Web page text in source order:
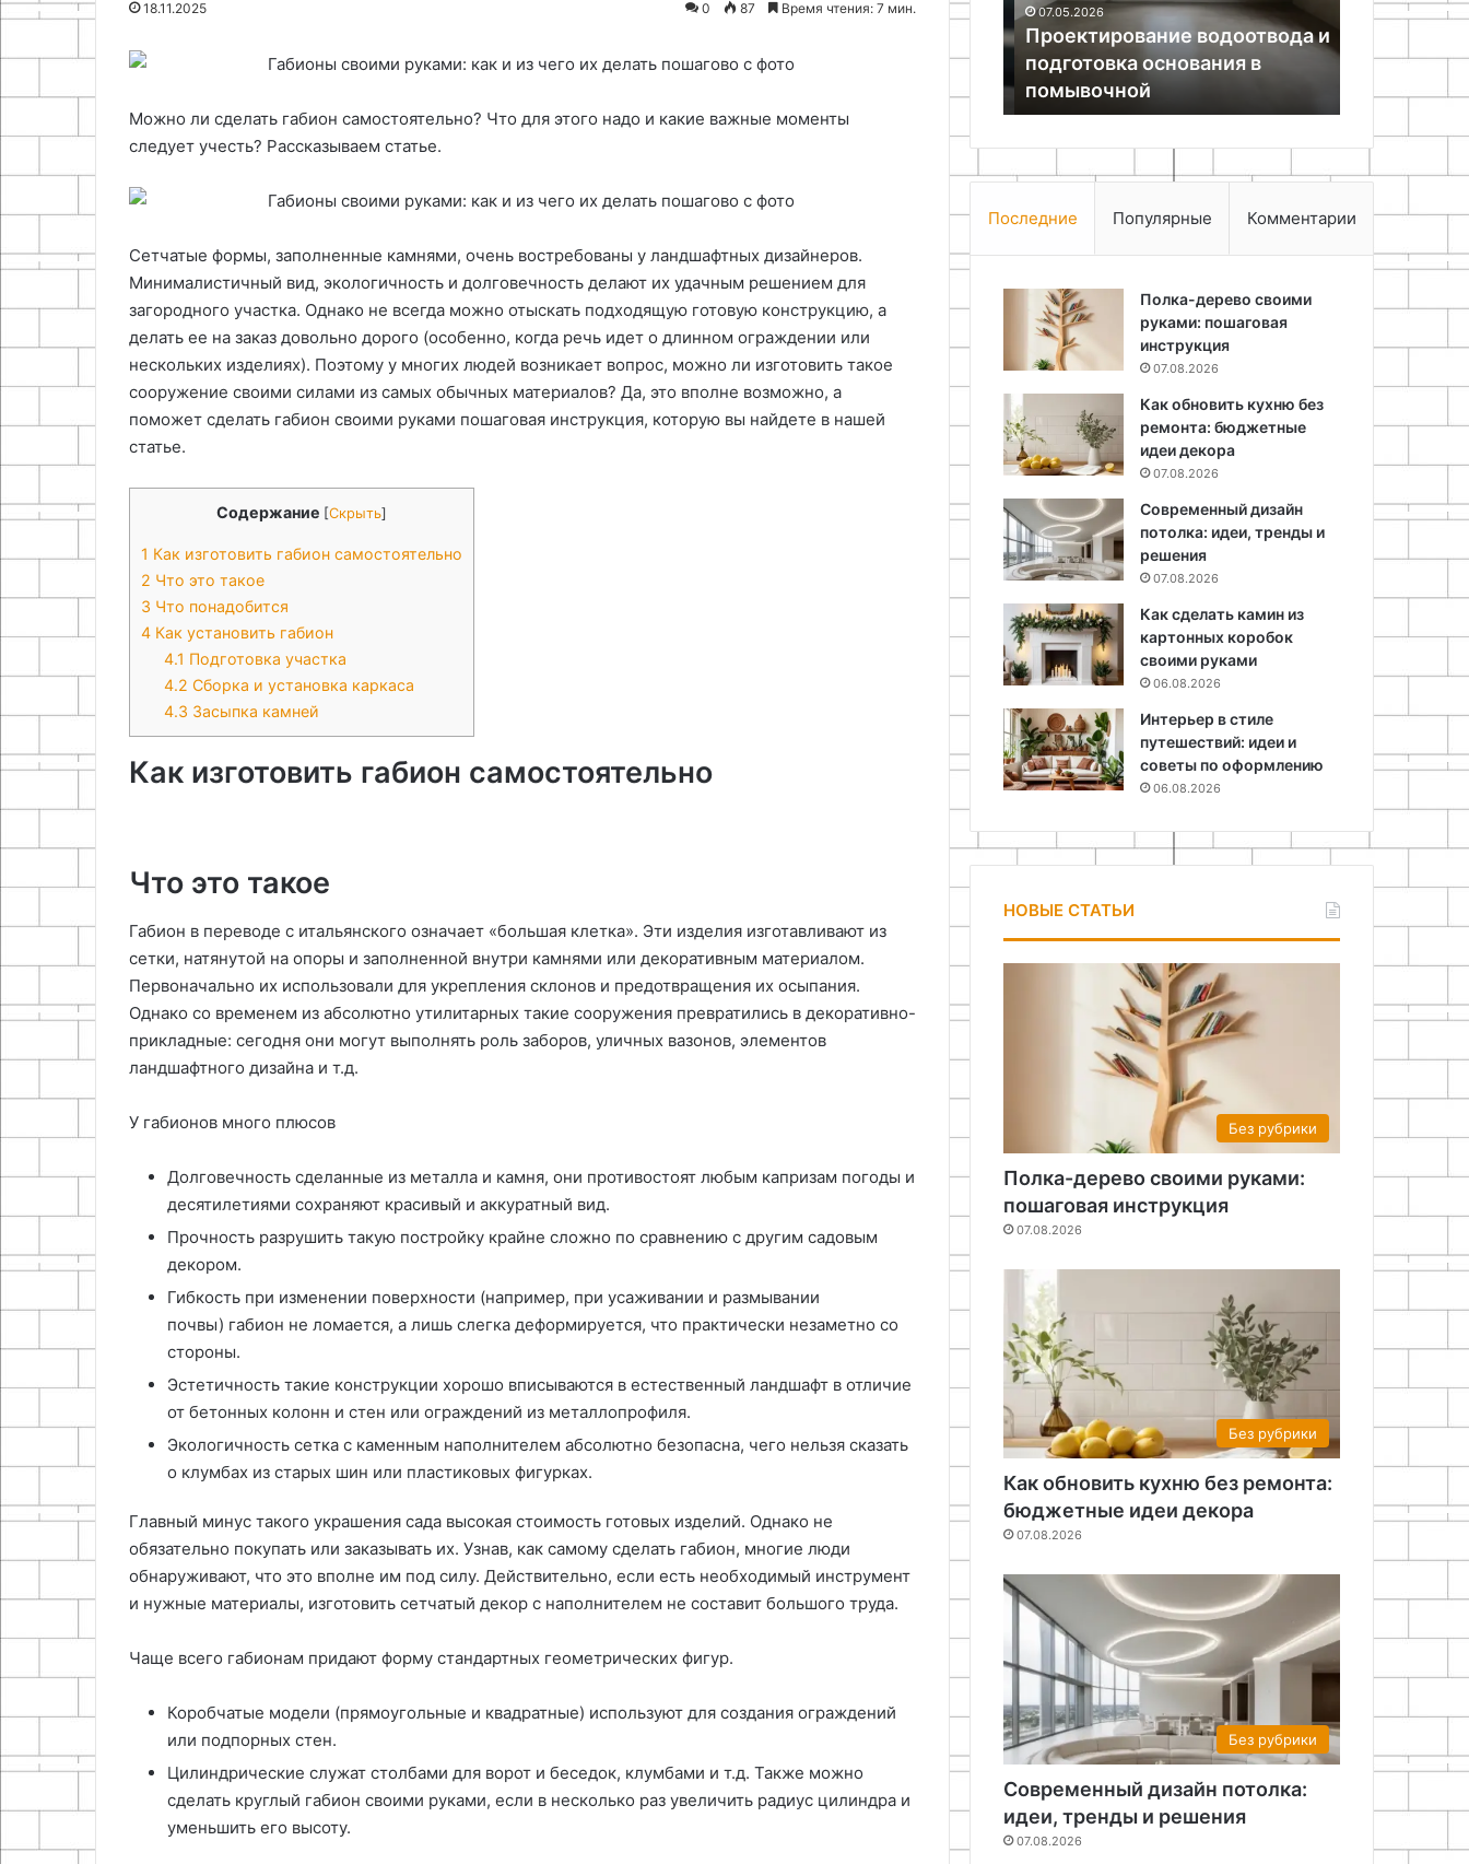
18.11.2025 0 87 Время чтения: 7 мин.
Можно ли сделать габион самостоятельно? Что для этого надо и какие важные моменты
следует учесть? Рассказываем статье.
Сетчатые формы, заполненные камнями, очень востребованы у ландшафтных дизайнеров.
Минималистичный вид, экологичность и долговечность делают их удачным решением для
загородного участка. Однако не всегда можно отыскать подходящую готовую конструкцию, а
делать ее на заказ довольно дорого (особенно, когда речь идет о длинном ограждении или
нескольких изделиях). Поэтому у многих людей возникает вопрос, можно ли изготовить такое
сооружение своими силами из самых обычных материалов? Да, это вполне возможно, а
поможет сделать габион своими руками пошаговая инструкция, которую вы найдете в нашей
статье.
Содержание [Скрыть]
1 Как изготовить габион самостоятельно
2 Что это такое
3 Что понадобится
4 Как установить габион
4.1 Подготовка участка
4.2 Сборка и установка каркаса
4.3 Засыпка камней
Как изготовить габион самостоятельно
Что это такое
Габион в переводе с итальянского означает «большая клетка». Эти изделия изготавливают из
сетки, натянутой на опоры и заполненной внутри камнями или декоративным материалом.
Первоначально их использовали для укрепления склонов и предотвращения их осыпания.
Однако со временем из абсолютно утилитарных такие сооружения превратились в декоративно-
прикладные: сегодня они могут выполнять роль заборов, уличных вазонов, элементов
ландшафтного дизайна и т.д.
У габионов много плюсов
Долговечность сделанные из металла и камня, они противостоят любым капризам погоды и
десятилетиями сохраняют красивый и аккуратный вид.
Прочность разрушить такую постройку крайне сложно по сравнению с другим садовым
декором.
Гибкость при изменении поверхности (например, при усаживании и размывании
почвы) габион не ломается, а лишь слегка деформируется, что практически незаметно со
стороны.
Эстетичность такие конструкции хорошо вписываются в естественный ландшафт в отличие
от бетонных колонн и стен или ограждений из металлопрофиля.
Экологичность сетка с каменным наполнителем абсолютно безопасна, чего нельзя сказать
о клумбах из старых шин или пластиковых фигурках.
Главный минус такого украшения сада высокая стоимость готовых изделий. Однако не
обязательно покупать или заказывать их. Узнав, как самому сделать габион, многие люди
обнаруживают, что это вполне им под силу. Действительно, если есть необходимый инструмент
и нужные материалы, изготовить сетчатый декор с наполнителем не составит большого труда.
Чаще всего габионам придают форму стандартных геометрических фигур.
Коробчатые модели (прямоугольные и квадратные) используют для создания ограждений
или подпорных стен.
Цилиндрические служат столбами для ворот и беседок, клумбами и т.д. Также можно
сделать круглый габион своими руками, если в несколько раз увеличить радиус цилиндра и
уменьшить его высоту.
Как сделать ручную дрель из
18.11.2025
Преимущества самодельного
помывочной
07.05.2026
Проектирование водоотвода и
подготовка основания в
помывочной
Как
отверстия
Последние Популярные Комментарии
Полка-дерево своими
руками: пошаговая
инструкция
07.08.2026
Как обновить кухню без
ремонта: бюджетные
идеи декора
07.08.2026
Современный дизайн
потолка: идеи, тренды и
решения
07.08.2026
Как сделать камин из
картонных коробок
своими руками
06.08.2026
Интерьер в стиле
путешествий: идеи и
советы по оформлению
06.08.2026
НОВЫЕ СТАТЬИ
Без рубрики
Полка-дерево своими руками:
пошаговая инструкция
07.08.2026
Без рубрики
Как обновить кухню без ремонта:
бюджетные идеи декора
07.08.2026
Без рубрики
Современный дизайн потолка:
идеи, тренды и решения
07.08.2026